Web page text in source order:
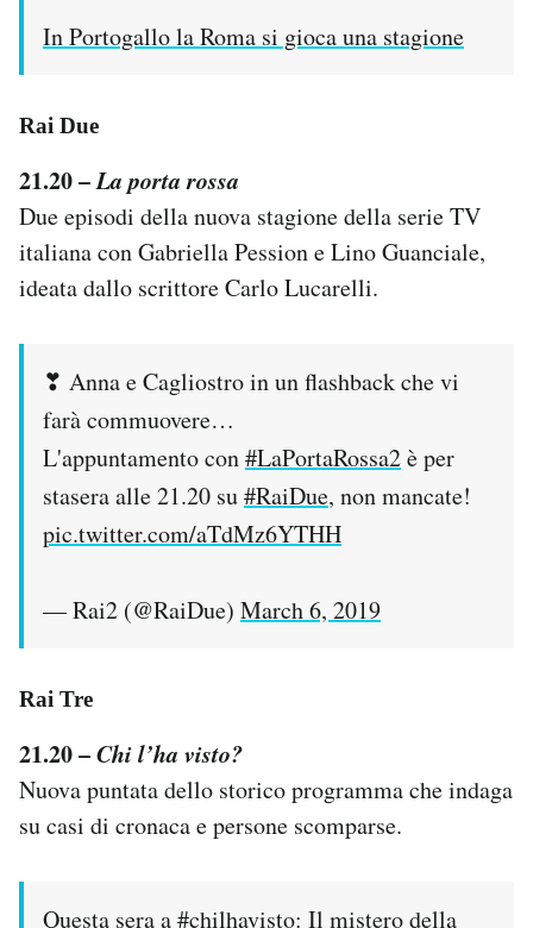
In Portogallo la Roma si gioca una stagione
Rai Due
21.20 –La porta rossa
Due episodi della nuova stagione della serie TV
italiana con Gabriella Pession e Lino Guanciale,
ideata dallo scrittore Carlo Lucarelli.
❣ Anna e Cagliostro in un flashback che vi
farà commuovere…
L'appuntamento con#LaPortaRossa2è per
stasera alle 21.20 su#RaiDue, non mancate!
pic.twitter.com/aTdMz6YTHH
— Rai2 (@RaiDue) March 6, 2019
Rai Tre
21.20 –Chi l’ha visto?
Nuova puntata dello storico programma che indaga
su casi di cronaca e persone scomparse.
Questa sera a#chilhavisto: Il mistero della